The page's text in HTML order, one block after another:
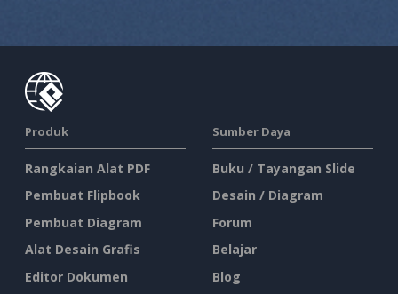
Produk
Rangkaian Alat PDF
Pembuat Flipbook
Pembuat Diagram
Alat Desain Grafis
Editor Dokumen
Sumber Daya
Buku / Tayangan Slide
Desain / Diagram
Forum
Belajar
Blog